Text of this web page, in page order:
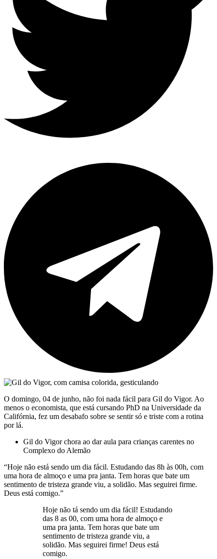
O domingo, 04 de junho, não foi nada fácil para Gil do Vigor. Ao
menos o economista, que está cursando PhD na Universidade da
Califórnia, fez um desabafo sobre se sentir só e triste com a rotina
por lá.
Gil do Vigor chora ao dar aula para crianças carentes no
Complexo do Alemão
“Hoje não está sendo um dia fácil. Estudando das 8h às 00h, com
uma hora de almoço e uma pra janta. Tem horas que bate um
sentimento de tristeza grande viu, a solidão. Mas seguirei firme.
Deus está comigo.”
Hoje não tá sendo um dia fácil! Estudando
das 8 as 00, com uma hora de almoço e
uma pra janta. Tem horas que bate um
sentimento de tristeza grande viu, a
solidão. Mas seguirei firme! Deus está
comigo.